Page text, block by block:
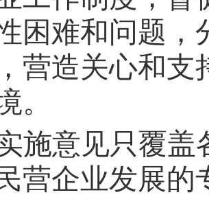
困难和问题，
营造关心和支
。
施意见只覆盖
营企业发展